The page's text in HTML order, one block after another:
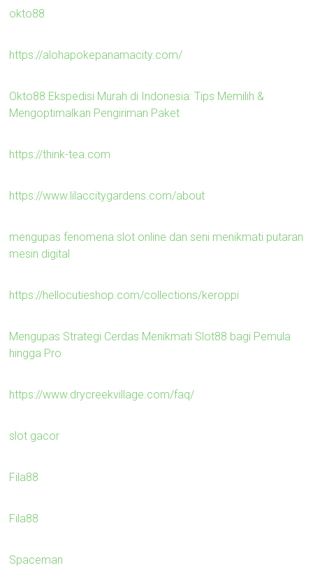
okto88
https://alohapokepanamacity.com/
Okto88 Ekspedisi Murah di Indonesia: Tips Memilih &
Mengoptimalkan Pengiriman Paket
https://think-tea.com
https://www.lilaccitygardens.com/about
mengupas fenomena slot online dan seni menikmati putaran
mesin digital
https://hellocutieshop.com/collections/keroppi
Mengupas Strategi Cerdas Menikmati Slot88 bagi Pemula
hingga Pro
https://www.drycreekvillage.com/faq/
slot gacor
Fila88
Fila88
Spaceman